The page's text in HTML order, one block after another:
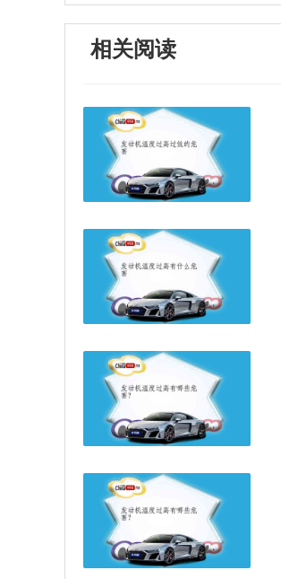
相关阅读